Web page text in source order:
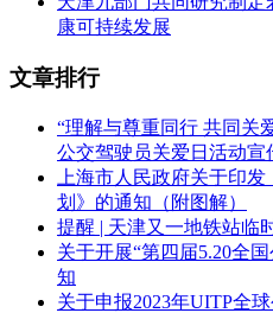
康可持续发展
文章排行
“理解与尊重同行 共同关
公交驾驶员关爱日活动宣
上海市人民政府关于印
划》的通知（附图解）
提醒 | 天津又一地铁站临
关于开展“第四届5.20全
知
关于申报2023年UITP全